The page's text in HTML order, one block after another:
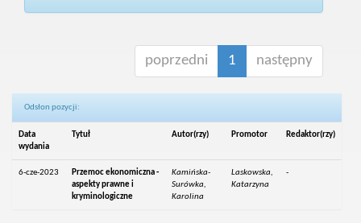
poprzedni 1 następny
Odsłon pozycji:
Data
wydania
Tytuł Autor(rzy) Promotor Redaktor(rzy)
6-cze-2023
Przemoc ekonomiczna -
aspekty prawne i
kryminologiczne
Kamińska-
Surówka,
Karolina
Laskowska,
Katarzyna
-